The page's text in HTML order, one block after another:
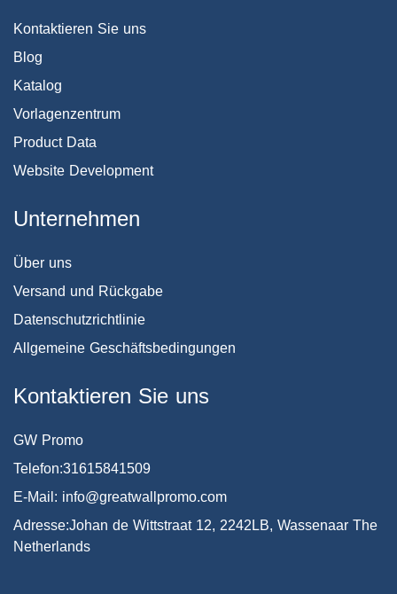
Kontaktieren Sie uns
Blog
Katalog
Vorlagenzentrum
Product Data
Website Development
Unternehmen
Über uns
Versand und Rückgabe
Datenschutzrichtlinie
Allgemeine Geschäftsbedingungen
Kontaktieren Sie uns
GW Promo
Telefon:31615841509
E-Mail: info@greatwallpromo.com
Adresse:Johan de Wittstraat 12, 2242LB, Wassenaar The
Netherlands